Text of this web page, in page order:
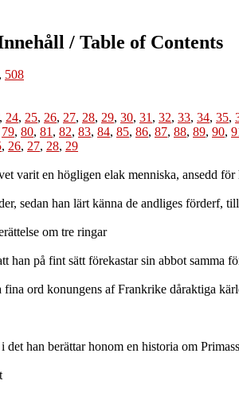
/ Table of Contents
, 508
, 24, 25, 26, 27, 28, 29, 30, 31 , 32, 33, 34, 35,
79, 80, 81 , 82, 83, 84, 85, 86, 87, 88, 89, 90,
, 26, 27, 28, 29
varit en högligen elak menniska, ansedd
sedan han lärt känna de andliges förderf,
om tre ringar
på fint sätt förekastar sin abbot samma
ord konungens af Frankrike dåraktiga
han berättar honom en historia om